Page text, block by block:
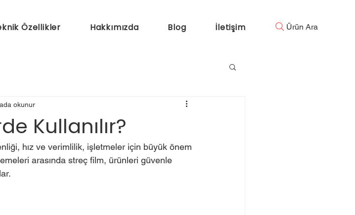
Özellikler Hakkımızda Blog İletişim Ürün Ara
Kullanılır?
okunur
hız ve verimlilik, işletmeler için büyük önem
arasında streç film, ürünleri güvenle